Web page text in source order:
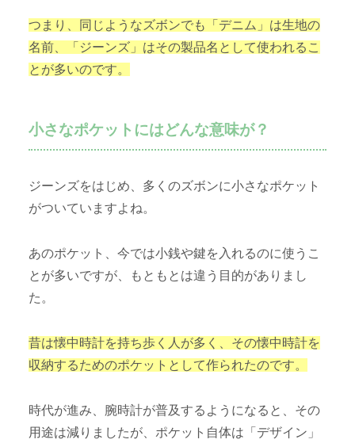
つまり、同じようなズボンでも「デニム」は生地の
名前、「ジーンズ」はその製品名として使われるこ
とが多いのです。
小さなポケットにはどんな意味が？
ジーンズをはじめ、多くのズボンに小さなポケット
がついていますよね。
あのポケット、今では小銭や鍵を入れるのに使うこ
とが多いですが、もともとは違う目的がありまし
た。
昔は懐中時計を持ち歩く人が多く、その懐中時計を
収納するためのポケットとして作られたのです。
時代が進み、腕時計が普及するようになると、その
用途は減りましたが、ポケット自体は「デザイン」